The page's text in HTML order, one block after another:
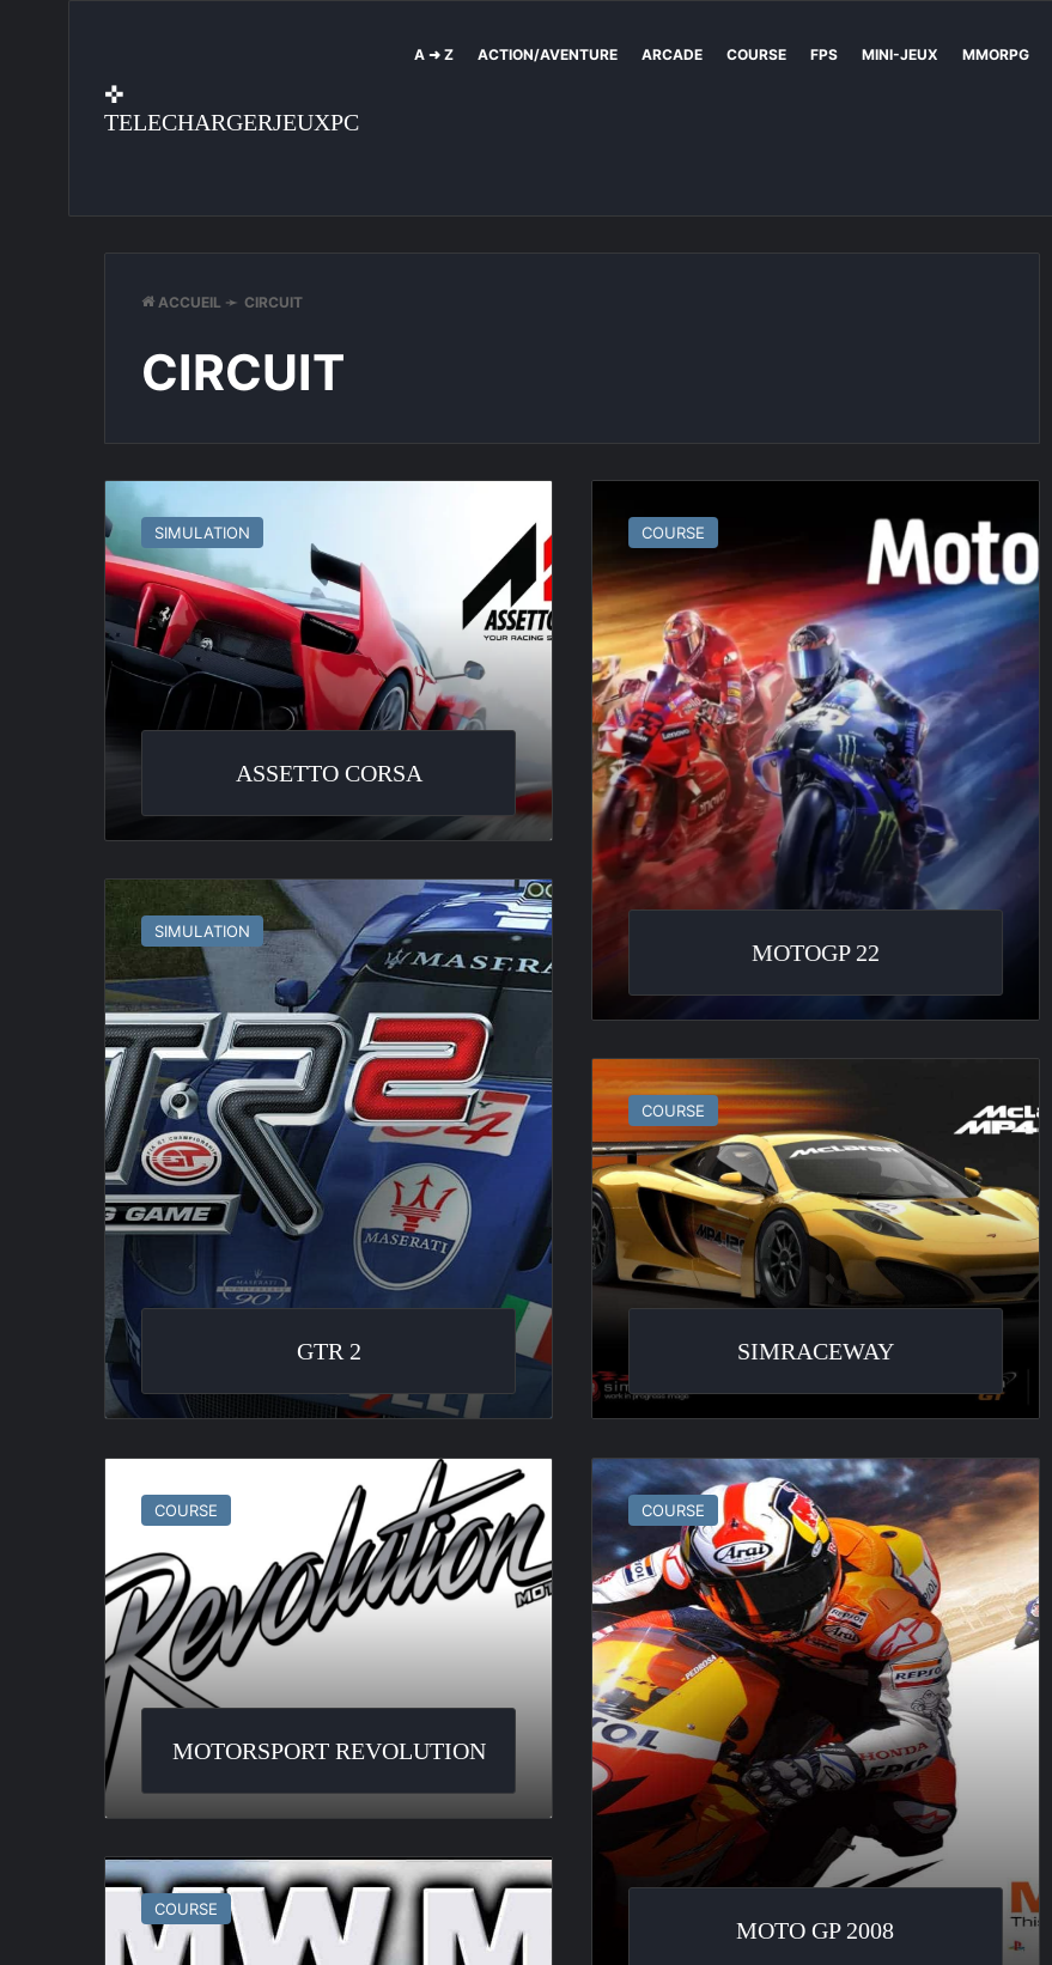
✜
TELECHARGERJEUXPC
A ➜ Z ACTION/AVENTURE ARCADE COURSE FPS MINI-JEUX MMORPG
ACCUEIL ➛ CIRCUIT
CIRCUIT
Corsa
SIMULATION
ASSETTO CORSA
COURSE
MOTOGP 22
SIMULATION
GTR 2
Simraceway
COURSE
SIMRACEWAY
Revolution
COURSE
MOTORSPORT REVOLUTION
Moto
GP
2008
COURSE
MOTO GP 2008
BMW
M3
ChallengeCOURSE